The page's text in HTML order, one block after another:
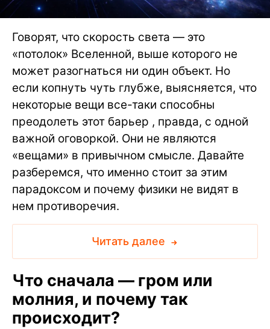
Говорят, что скорость света — это
«потолок» Вселенной, выше которого не
может разогнаться ни один объект. Но
если копнуть чуть глубже, выясняется, что
некоторые вещи все-таки способны
преодолеть этот барьер , правда, с одной
важной оговоркой. Они не являются
«вещами» в привычном смысле. Давайте
разберемся, что именно стоит за этим
парадоксом и почему физики не видят в
нем противоречия.
Читать далее
Что сначала — гром или
молния, и почему так
происходит?